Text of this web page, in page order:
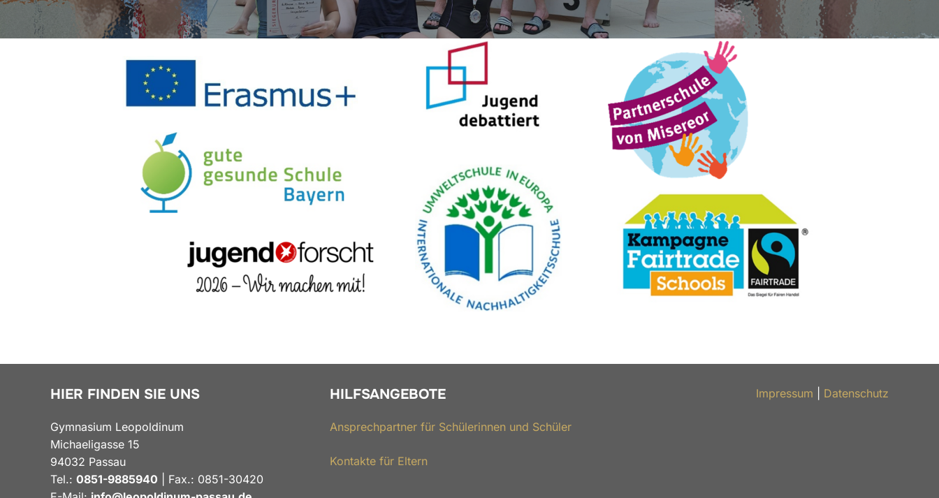
HIER FINDEN SIE UNS
Gymnasium Leopoldinum
Michaeligasse 15
94032 Passau
Tel.: 0851-9885940 | Fax.: 0851-30420
HILFSANGEBOTE
Ansprechpartner für Schülerinnen und Schüler
Kontakte für Eltern
Impressum Datenschutz